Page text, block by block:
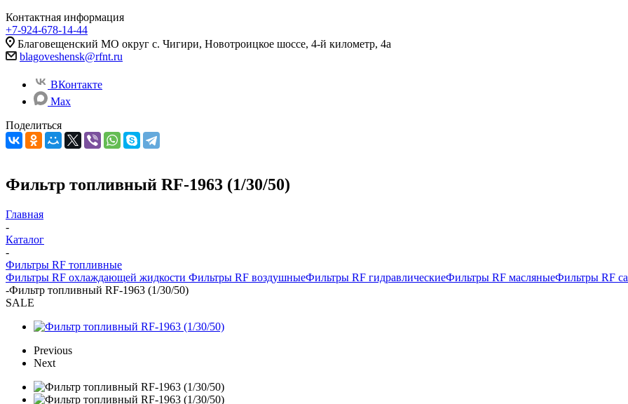
Контактная информация
+7-924-678-14-44‬
Благовещенский МО округ с. Чигири, Новотроицкое шоссе, 4-й километр, 4а
blagoveshensk@rfnt.ru
ВКонтакте
Max
Поделиться
Фильтр топливный RF-1963 (1/30/50)
Главная
-
Каталог
-
Фильтры RF топливные
Фильтры RF охлаждающей жидкости Фильтры RF воздушныеФильтры RF гидравлическиеФильтры RF масляныеФильтры RF
-Фильтр топливный RF-1963 (1/30/50)
SALE
Previous
Next